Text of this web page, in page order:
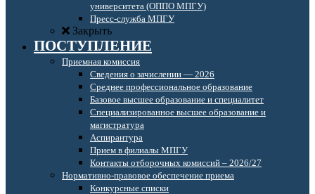
университета (ОППО МПГУ)
Пресс-служба МПГУ
Закрыть
ПОСТУПЛЕНИЕ
Приемная комиссия
Сведения о зачислении — 2026
Среднее профессиональное образование
Базовое высшее образование и специалитет
Специализированное высшее образование и
магистратура
Аспирантура
Прием в филиалы МПГУ
Контакты отборочных комиссий – 2026/27
Нормативно-правовое обеспечение приема
Конкурсные списки